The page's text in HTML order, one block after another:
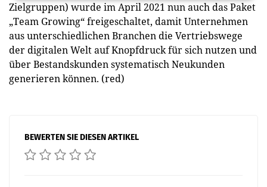
Zielgruppen) wurde im April 2021 nun auch das Paket
„Team Growing“ freigeschaltet, damit Unternehmen
aus unterschiedlichen Branchen die Vertriebswege
der digitalen Welt auf Knopfdruck für sich nutzen und
über Bestandskunden systematisch Neukunden
generieren können. (red)
BEWERTEN SIE DIESEN ARTIKEL